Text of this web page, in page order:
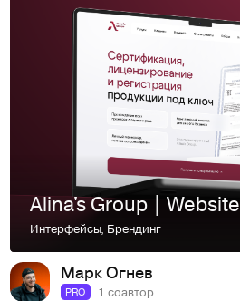
Alina's Group | Website
Интерфейсы, Брендинг
Марк Огнев
PRO 1 соавтор